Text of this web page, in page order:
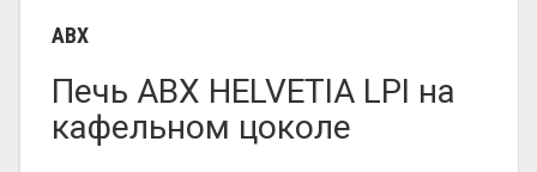
ABX
Печь ABX HELVETIA LPI на
кафельном цоколе